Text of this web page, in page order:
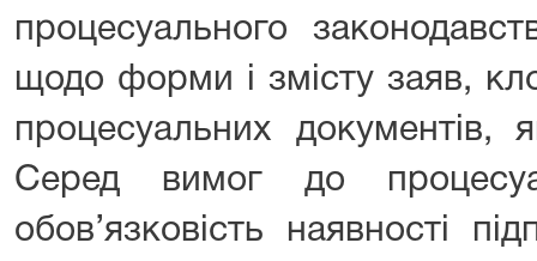
процесуального
щодо форми і змісту заяв,
процесуальних документів,
Серед вимог до
обов’язковість наявності